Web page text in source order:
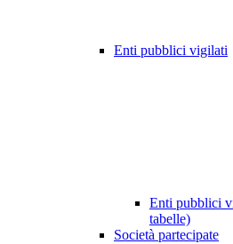
Enti pubblici vigilati
Enti pubblici
tabelle)
Società partecipate